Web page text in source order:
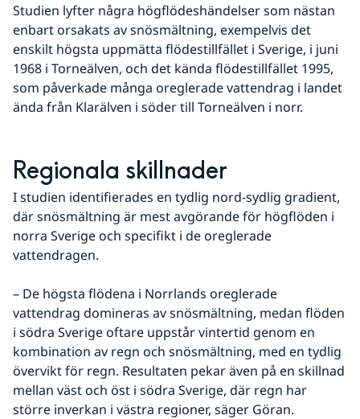
Studien lyfter några högflödeshändelser som nästan
enbart orsakats av snösmältning, exempelvis det
enskilt högsta uppmätta flödestillfället i Sverige, i juni
1968 i Torneälven, och det kända flödestillfället 1995,
som påverkade många oreglerade vattendrag i landet
ända från Klarälven i söder till Torneälven i norr.
Regionala skillnader
I studien identifierades en tydlig nord-sydlig gradient,
där snösmältning är mest avgörande för högflöden i
norra Sverige och specifikt i de oreglerade
vattendragen.
– De högsta flödena i Norrlands oreglerade
vattendrag domineras av snösmältning, medan flöden
i södra Sverige oftare uppstår vintertid genom en
kombination av regn och snösmältning, med en tydlig
övervikt för regn. Resultaten pekar även på en skillnad
mellan väst och öst i södra Sverige, där regn har
större inverkan i västra regioner, säger Göran.